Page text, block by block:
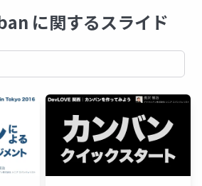
に関するスライド